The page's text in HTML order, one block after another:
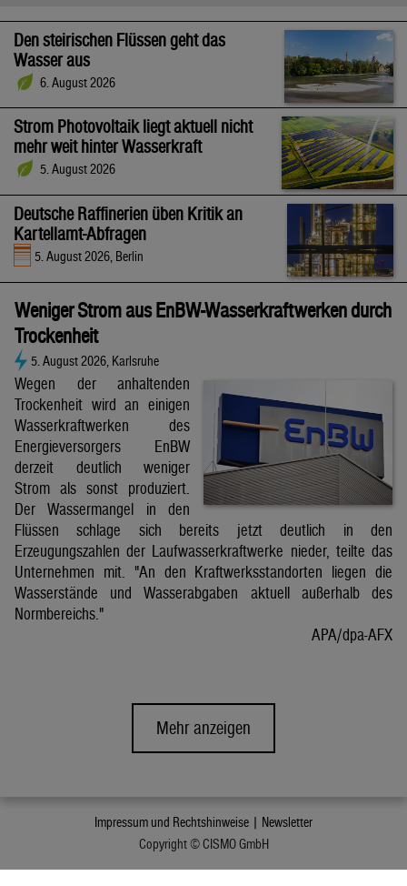
Den steirischen Flüssen geht das
Wasser aus
6. August 2026
Strom Photovoltaik liegt aktuell nicht
mehr weit hinter Wasserkraft
5. August 2026
Deutsche Raffinerien üben Kritik an
Kartellamt-Abfragen
5. August 2026, Berlin
Weniger Strom aus EnBW-Wasserkraftwerken durch
Trockenheit
5. August 2026, Karlsruhe
Wegen der anhaltenden
Trockenheit wird an einigen
Wasserkraftwerken des
Energieversorgers EnBW
derzeit deutlich weniger
Strom als sonst produziert.
Der Wassermangel in den
Flüssen schlage sich bereits jetzt deutlich in den
Erzeugungszahlen der Laufwasserkraftwerke nieder, teilte das
Unternehmen mit. "An den Kraftwerksstandorten liegen die
Wasserstände und Wasserabgaben aktuell außerhalb des
Normbereichs."
APA/dpa-AFX
Mehr anzeigen
Impressum und Rechtshinweise | Newsletter
Copyright © CISMO GmbH